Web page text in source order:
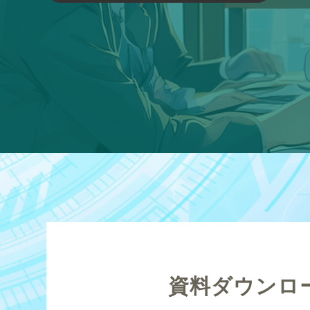
資料ダウンロ